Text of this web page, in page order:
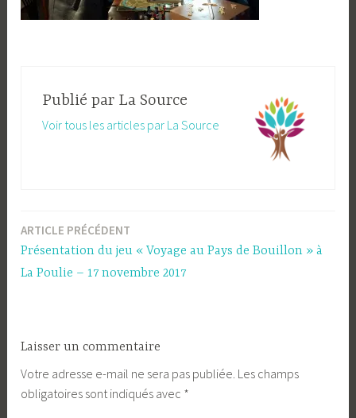
Publié par La Source
Voir tous les articles par La Source
Navigation
ARTICLE PRÉCÉDENT
Présentation du jeu « Voyage au Pays de Bouillon » à
La Poulie – 17 novembre 2017
Laisser un commentaire
Votre adresse e-mail ne sera pas publiée. Les champs
obligatoires sont indiqués avec *